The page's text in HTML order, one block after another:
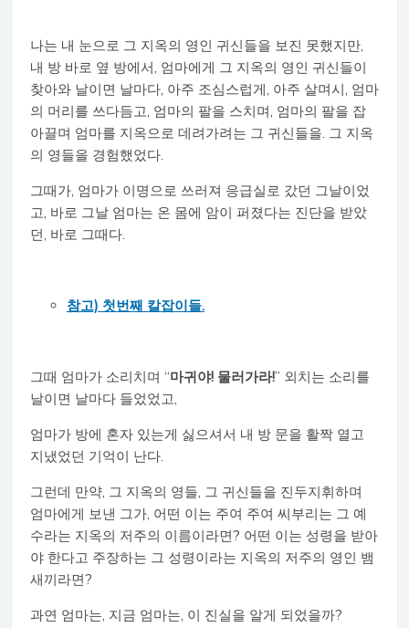
나는 내 눈으로 그 지옥의 영인 귀신들을 보진 못했지만,
내 방 바로 옆 방에서, 엄마에게 그 지옥의 영인 귀신들이
찾아와 날이면 날마다, 아주 조심스럽게, 아주 살며시, 엄마
의 머리를 쓰다듬고, 엄마의 팔을 스치며, 엄마의 팔을 잡
아끌며 엄마를 지옥으로 데려가려는 그 귀신들을. 그 지옥
의 영들을 경험했었다.
그때가, 엄마가 이명으로 쓰러져 응급실로 갔던 그날이었
고, 바로 그날 엄마는 온 몸에 암이 퍼졌다는 진단을 받았
던, 바로 그때다.
참고) 첫번째 칼잡이들.
그때 엄마가 소리치며 “마귀야! 물러가라!” 외치는 소리를
날이면 날마다 들었었고,
엄마가 방에 혼자 있는게 싫으셔서 내 방 문을 활짝 열고
지냈었던 기억이 난다.
그런데 만약, 그 지옥의 영들, 그 귀신들을 진두지휘하며
엄마에게 보낸 그가, 어떤 이는 주여 주여 씨부리는 그 예
수라는 지옥의 저주의 이름이라면? 어떤 이는 성령을 받아
야 한다고 주장하는 그 성령이라는 지옥의 저주의 영인 뱀
새끼라면?
과연 엄마는, 지금 엄마는, 이 진실을 알게 되었을까?